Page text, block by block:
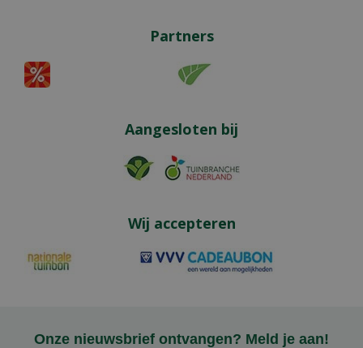
Partners
Aangesloten bij
Wij accepteren
Onze nieuwsbrief ontvangen? Meld je aan!